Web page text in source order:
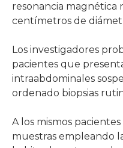
resonancia magnética
centímetros de
Los investigadores
pacientes que
intraabdominales
ordenado biopsias
A los mismos
muestras empleando